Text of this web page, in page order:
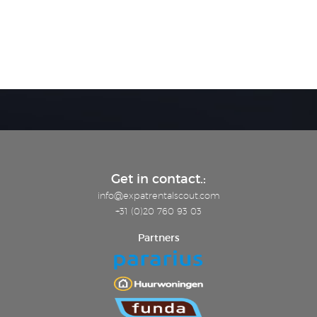
Get in contact.:
info@expatrentalscout.com
+31 (0)20 760 93 03
Partners